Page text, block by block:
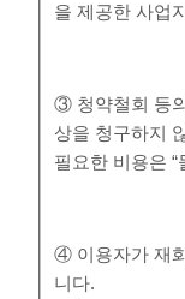
을 제공한 사업
③ 청약철회 등
상을 청구하지
필요한 비용은 “
④ 이용자가 재
니다.